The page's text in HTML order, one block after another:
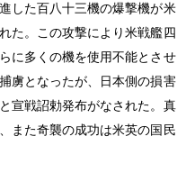
した百八十三機の爆撃機が米
た。この攻撃により米戦艦四
に多くの機を使用不能とさせ
虜となったが、日本側の損害
宣戦詔勅発布がなされた。真
また奇襲の成功は米英の国民